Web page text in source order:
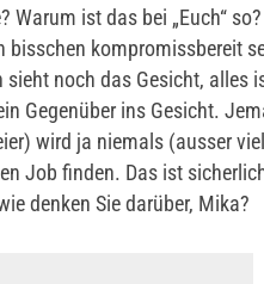
Warum ist das bei „Euch“
bisschen kompromissbereit
noch das Gesicht, alles
Gegenüber ins Gesicht.
wird ja niemals (ausser
Job finden. Das ist
denken Sie darüber, Mika?